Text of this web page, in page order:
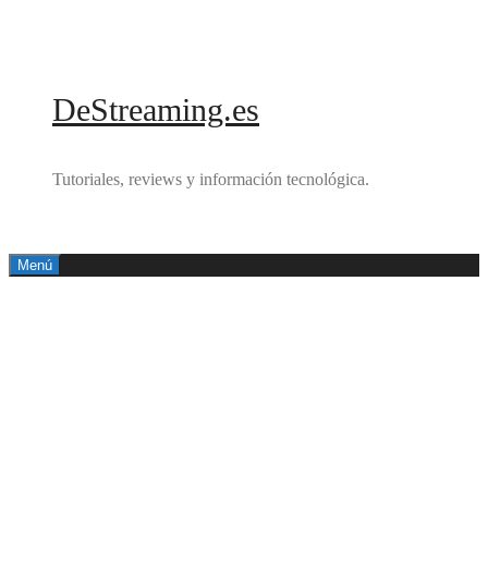
DeStreaming.es
Tutoriales, reviews y información tecnológica.
Menú